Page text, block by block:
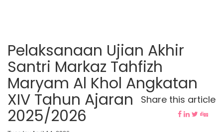
Pelaksanaan Ujian Akhir
Santri Markaz Tahfizh
Maryam Al Khol Angkatan
XIV Tahun Ajaran
2025/2026
Share this article